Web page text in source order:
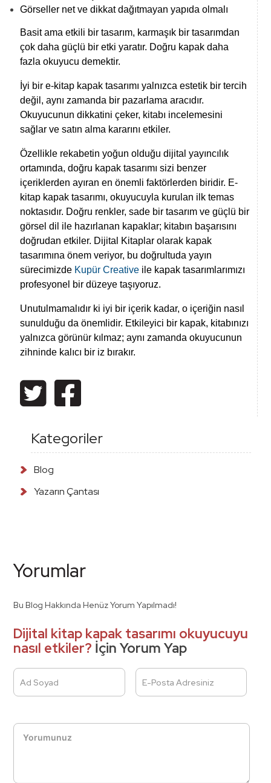
Görseller net ve dikkat dağıtmayan yapıda olmalı
Basit ama etkili bir tasarım, karmaşık bir tasarımdan
çok daha güçlü bir etki yaratır. Doğru kapak daha
fazla okuyucu demektir.
İyi bir e-kitap kapak tasarımı yalnızca estetik bir tercih
değil, aynı zamanda bir pazarlama aracıdır.
Okuyucunun dikkatini çeker, kitabı incelemesini
sağlar ve satın alma kararını etkiler.
Özellikle rekabetin yoğun olduğu dijital yayıncılık
ortamında, doğru kapak tasarımı sizi benzer
içeriklerden ayıran en önemli faktörlerden biridir. E-
kitap kapak tasarımı, okuyucuyla kurulan ilk temas
noktasıdır. Doğru renkler, sade bir tasarım ve güçlü bir
görsel dil ile hazırlanan kapaklar; kitabın başarısını
doğrudan etkiler. Dijital Kitaplar olarak kapak
tasarımına önem veriyor, bu doğrultuda yayın
sürecimizde Kupür Creativeile kapak tasarımlarımızı
profesyonel bir düzeye taşıyoruz.
Unutulmamalıdır ki iyi bir içerik kadar, o içeriğin nasıl
sunulduğu da önemlidir. Etkileyici bir kapak, kitabınızı
yalnızca görünür kılmaz; aynı zamanda okuyucunun
zihninde kalıcı bir iz bırakır.
Kategoriler
Blog
Yazarın Çantası
Yorumlar
Bu Blog Hakkında Henüz Yorum Yapılmadı!
Dijital kitap kapak tasarımı okuyucuyu
nasıl etkiler? İçin Yorum Yap
Ad Soyad E-Posta Adresiniz